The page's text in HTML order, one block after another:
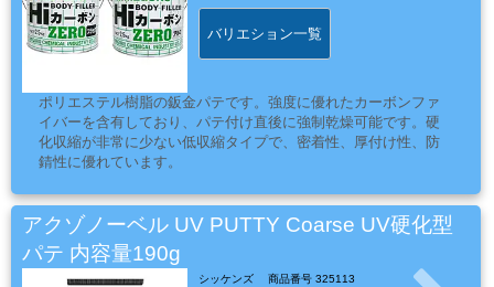
ガ
ン
ブ
ラ
シ
バリエション一覧
ポリエステル樹脂の鈑金パテです。強度に優れたカーボンファ
イバーを含有しており、パテ付け直後に強制乾燥可能です。硬
化収縮が非常に少ない低収縮タイプで、密着性、厚付け性、防
錆性に優れています。
アクゾノーベル UV PUTTY Coarse UV硬化型
パテ 内容量190g
シッケンズ 商品番号 325113